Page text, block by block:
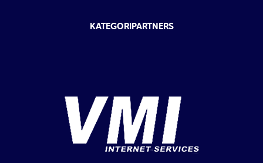
KATEGORIPARTNERS